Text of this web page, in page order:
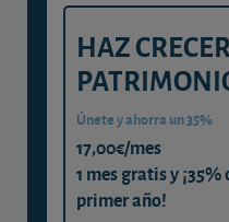
HAZ
Únete y ahorra un 35%
17,00€/mes
1 mes gratis y
primer año!